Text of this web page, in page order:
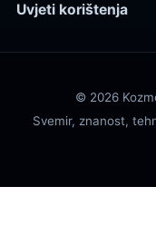
Uvjeti korištenja
© 2026
Svemir, znanost,